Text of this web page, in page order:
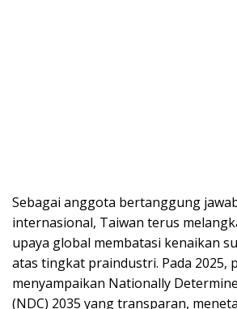
Sebagai anggota bertanggung
internasional, Taiwan terus
upaya global membatasi kenaikan
atas tingkat praindustri. Pada 2025,
menyampaikan Nationally
(NDC) 2035 yang transparan,